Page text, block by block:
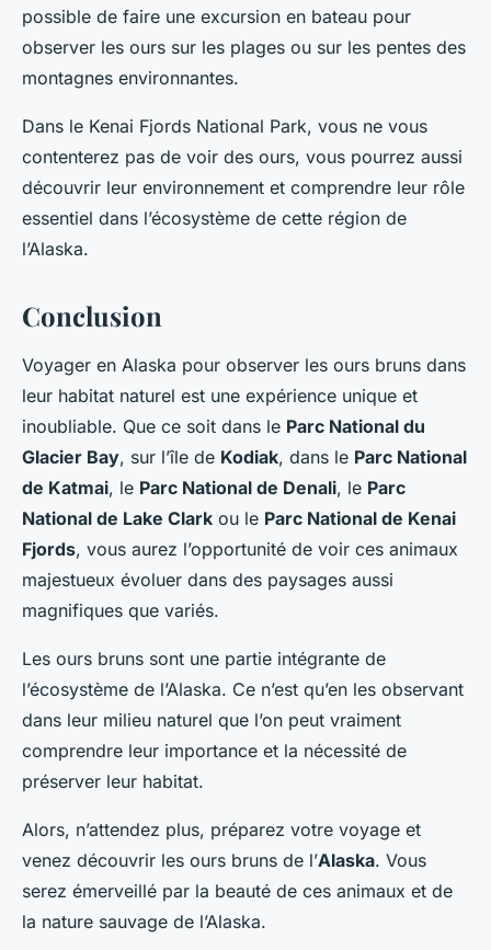
possible de faire une excursion en bateau pour
observer les ours sur les plages ou sur les pentes des
montagnes environnantes.
Dans le Kenai Fjords National Park, vous ne vous
contenterez pas de voir des ours, vous pourrez aussi
découvrir leur environnement et comprendre leur rôle
essentiel dans l’écosystème de cette région de
l’Alaska.
Conclusion
Voyager en Alaska pour observer les ours bruns dans
leur habitat naturel est une expérience unique et
inoubliable. Que ce soit dans le Parc National du
Glacier Bay, sur l’île de Kodiak, dans le Parc National
de Katmai, le Parc National de Denali, le Parc
National de Lake Clark ou le Parc National de Kenai
Fjords, vous aurez l’opportunité de voir ces animaux
majestueux évoluer dans des paysages aussi
magnifiques que variés.
Les ours bruns sont une partie intégrante de
l’écosystème de l’Alaska. Ce n’est qu’en les observant
dans leur milieu naturel que l’on peut vraiment
comprendre leur importance et la nécessité de
préserver leur habitat.
Alors, n’attendez plus, préparez votre voyage et
venez découvrir les ours bruns de l’Alaska. Vous
serez émerveillé par la beauté de ces animaux et de
la nature sauvage de l’Alaska.